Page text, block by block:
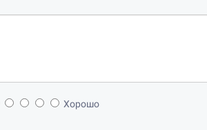
Хорошо